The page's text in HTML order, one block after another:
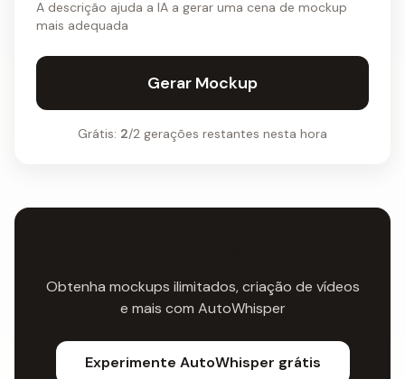
A descrição ajuda a IA a gerar uma cena de mockup
mais adequada
Gerar Mockup
Grátis: 2/2 gerações restantes nesta hora
Obtenha mockups ilimitados, criação de vídeos
e mais com AutoWhisper
Experimente AutoWhisper grátis